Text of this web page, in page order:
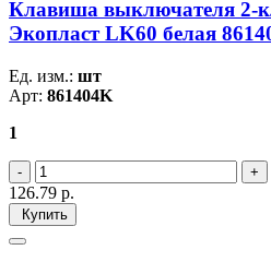
Клавиша выключателя 2-
Экопласт LK60 белая
Ед. изм.: шт
Арт: 861404K
1
126.79 р.
Купить